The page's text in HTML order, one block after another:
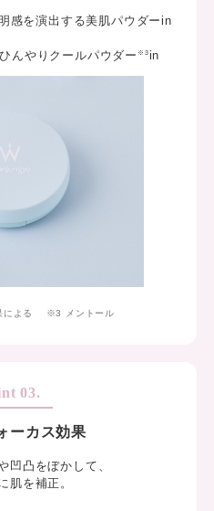
感を演出する美肌パウダーin
ひんやりクールパウダー ※3in
よる ※3 メントール
ーカス効果
凹凸をぼかして、
肌を補正。